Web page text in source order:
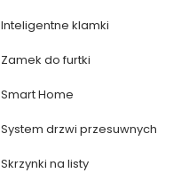
Inteligentne klamki
Zamek do furtki
Smart Home
System drzwi przesuwnych
Skrzynki na listy